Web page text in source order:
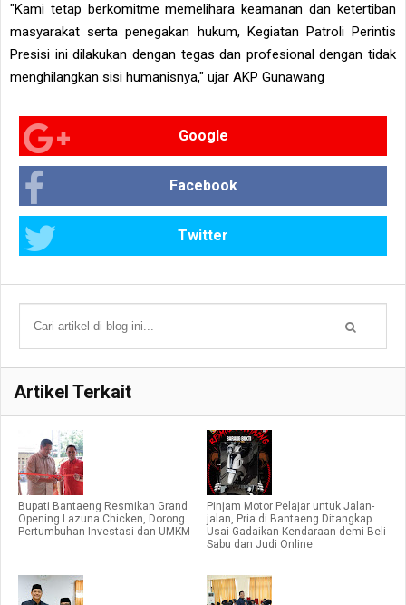
"Kami tetap berkomitme memelihara keamanan dan ketertiban
masyarakat serta penegakan hukum, Kegiatan Patroli Perintis
Presisi ini dilakukan dengan tegas dan profesional dengan tidak
menghilangkan sisi humanisnya," ujar AKP Gunawang
Google
Facebook
Twitter
Artikel Terkait
Bupati Bantaeng Resmikan Grand
Opening Lazuna Chicken, Dorong
Pertumbuhan Investasi dan UMKM
Pinjam Motor Pelajar untuk Jalan-
jalan, Pria di Bantaeng Ditangkap
Usai Gadaikan Kendaraan demi Beli
Sabu dan Judi Online